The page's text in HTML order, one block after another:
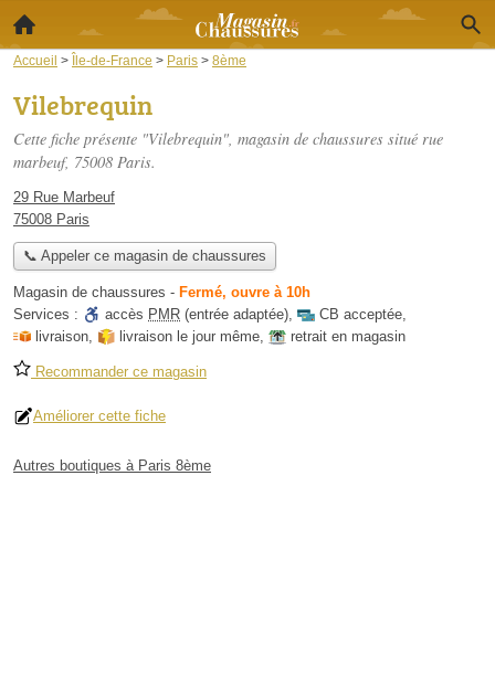
Accueil > Île-de-France > Paris > 8ème
Vilebrequin
Cette fiche présente "Vilebrequin", magasin de chaussures situé rue
marbeuf, 75008 Paris.
29 Rue Marbeuf
75008 Paris
📞 Appeler ce magasin de chaussures
Magasin de chaussures - Fermé, ouvre à 10h
Services :
accès PMR (entrée adaptée), CB acceptée,
livraison, livraison le jour même, retrait en magasin
Recommander ce magasin
Améliorer cette fiche
Autres boutiques à Paris 8ème